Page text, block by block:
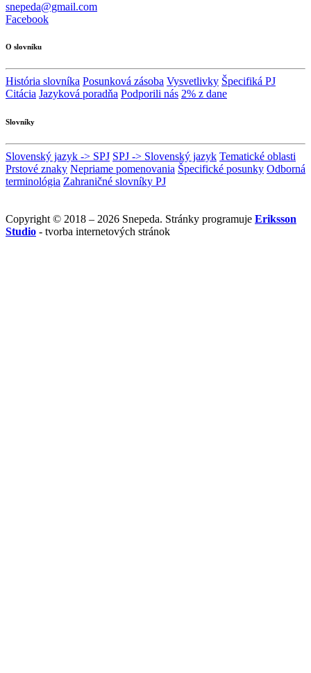
snepeda@gmail.com
Facebook
O slovníku
História slovníka Posunková zásoba Vysvetlivky Špecifiká PJ
Citácia Jazyková poradňa Podporili nás 2% z dane
Slovníky
Slovenský jazyk -> SPJ SPJ -> Slovenský jazyk Tematické oblasti
Prstové znaky Nepriame pomenovania Špecifické posunky Odborná
terminológia Zahraničné slovníky PJ
Copyright © 2018 – 2026 Snepeda. Stránky programuje Eriksson
Studio - tvorba internetových stránok